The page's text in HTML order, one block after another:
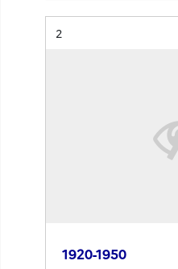
Résultat n°
2
1920-1950